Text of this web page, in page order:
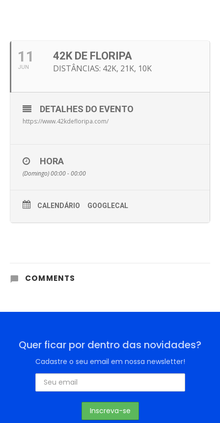
11
JUN
42K DE FLORIPA
DISTÂNCIAS: 42K, 21K, 10K
DETALHES DO EVENTO
https://www.42kdefloripa.com/
HORA
(Domingo) 00:00 - 00:00
CALENDÁRIO GOOGLECAL
COMMENTS
Quer ficar por dentro das novidades?
Cadastre o seu email em nossa newsletter!